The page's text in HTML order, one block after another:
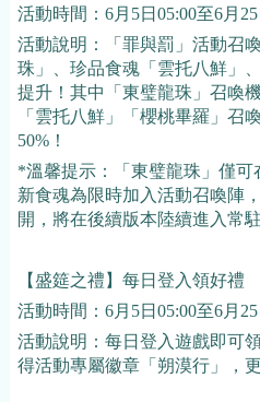
活動時間：6月5日05:00至6月
活動說明：「罪與罰」活動召
珠」、珍品食魂「雲托八鮮」
提升！其中「東璧龍珠」召喚
「雲托八鮮」「櫻桃畢羅」召
50%！
*溫馨提示：「東璧龍珠」僅可
新食魂為限時加入活動召喚陣
開，將在後續版本陸續進入常駐
【盛筵之禮】每日登入領好禮
活動時間：6月5日05:00至6月
活動說明：每日登入遊戲即可
得活動專屬徽章「朔漠行」，